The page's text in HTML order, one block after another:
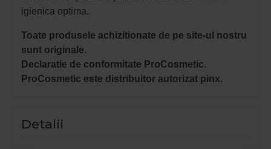
igienica optima.
Toate produsele achizitionate de pe site-ul nostru
sunt originale.
Declaratie de conformitate ProCosmetic.
ProCosmetic este distribuitor autorizat pinx.
Detalii